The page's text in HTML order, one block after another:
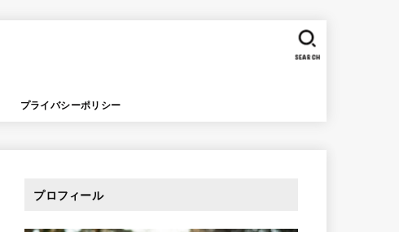
プライバシーポリシー
SEARCH
プロフィール